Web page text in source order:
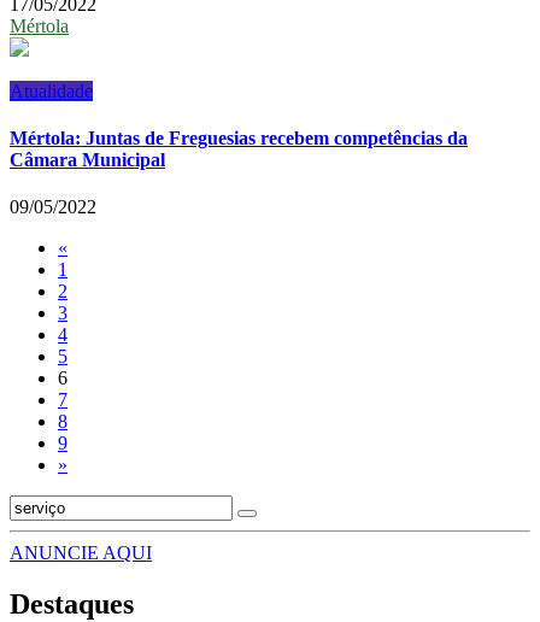
Mértola
Atualidade
Mértola: Juntas de Freguesias recebem competências da
Câmara Municipal
09/05/2022
«
1
2
3
4
5
6
7
8
9
»
ANUNCIE AQUI
Destaques